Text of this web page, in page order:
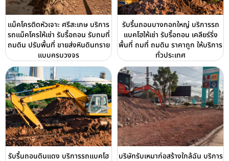
แม็คโครติดหัวเจาะ ศรีสะเกษ บริการ
รถแม็คโครให้เช่า รับรื้อถอน รับถมที่
ถมดิน ปรับพื้นที่ ขายส่งหินดินทราย
แบบครบวงจร
รับรื้นถอนบางกอกใหญ่ บริการรถ
แบคโฮให้เช่า รับรื้อถอน เคลียร์ริ่ง
พื้นที่ ถมที่ ถมดิน ราคาถูก ให้บริการ
ทั่วประเทศ
รับรื้นถอนดินแดง บริการรถแบคโฮ
บริษัทรับเหมาก่อสร้างใกล้ฉัน บริการ